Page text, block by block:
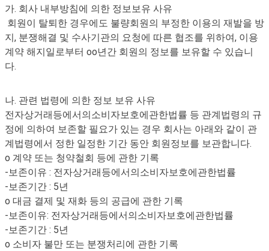
가. 회사 내부방침에 의한 정보보유 사유
회원이 탈퇴한 경우에도 불량회원의 부정한 이용의 재발을 방
지, 분쟁해결 및 수사기관의 요청에 따른 협조를 위하여, 이용
계약 해지일로부터 oo년간 회원의 정보를 보유할 수 있습니
다.
나. 관련 법령에 의한 정보 보유 사유
전자상거래등에서의소비자보호에관한법률 등 관계법령의 규
정에 의하여 보존할 필요가 있는 경우 회사는 아래와 같이 관
계법령에서 정한 일정한 기간 동안 회원정보를 보관합니다.
o 계약 또는 청약철회 등에 관한 기록
-보존이유 : 전자상거래등에서의소비자보호에관한법률
-보존기간 : 5년
o 대금 결제 및 재화 등의 공급에 관한 기록
-보존이유: 전자상거래등에서의소비자보호에관한법률
-보존기간 : 5년
o 소비자 불만 또는 분쟁처리에 관한 기록